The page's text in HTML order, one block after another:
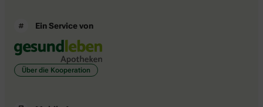
Ein Service von
Über die Kooperation